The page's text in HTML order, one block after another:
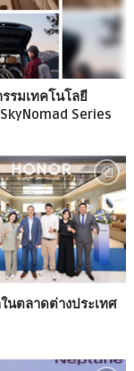
รมเทคโนโลยี
Series
นตลาดต่างประเทศ